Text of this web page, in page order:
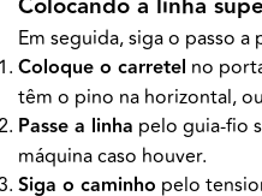
Em seguida, siga o passo a
Coloque o carretel no
têm o pino na horizontal,
Passe a linha pelo guia-fio
máquina caso houver.
Siga o caminho pelo